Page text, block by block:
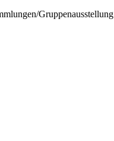
Gruppenausstellung